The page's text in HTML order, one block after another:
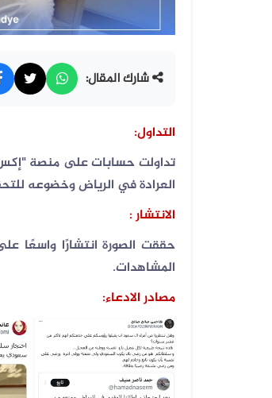
شارك المقال:
التداول:
تداولت حسابات على منصة
العرادة في الرياض وخضوعه
الانتشار :
حققت الصورة انتشارًا واسعًا
المشاهدات.
مصادر الادعاء: